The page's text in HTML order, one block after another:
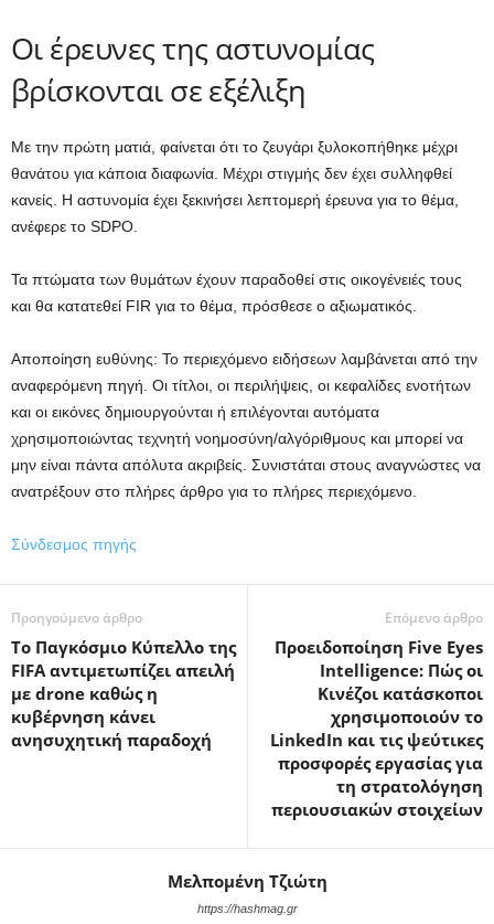
Οι έρευνες της αστυνομίας
βρίσκονται σε εξέλιξη
Με την πρώτη ματιά, φαίνεται ότι το ζευγάρι ξυλοκοπήθηκε μέχρι
θανάτου για κάποια διαφωνία. Μέχρι στιγμής δεν έχει συλληφθεί
κανείς. Η αστυνομία έχει ξεκινήσει λεπτομερή έρευνα για το θέμα,
ανέφερε το SDPO.
Τα πτώματα των θυμάτων έχουν παραδοθεί στις οικογένειές τους
και θα κατατεθεί FIR για το θέμα, πρόσθεσε ο αξιωματικός.
Αποποίηση ευθύνης: Το περιεχόμενο ειδήσεων λαμβάνεται από την
αναφερόμενη πηγή. Οι τίτλοι, οι περιλήψεις, οι κεφαλίδες ενοτήτων
και οι εικόνες δημιουργούνται ή επιλέγονται αυτόματα
χρησιμοποιώντας τεχνητή νοημοσύνη/αλγόριθμους και μπορεί να
μην είναι πάντα απόλυτα ακριβείς. Συνιστάται στους αναγνώστες να
ανατρέξουν στο πλήρες άρθρο για το πλήρες περιεχόμενο.
Σύνδεσμος πηγής
Προηγούμενο άρθρο
Το Παγκόσμιο Κύπελλο της
FIFA αντιμετωπίζει απειλή
με drone καθώς η
κυβέρνηση κάνει
ανησυχητική παραδοχή
Επόμενο άρθρο
Προειδοποίηση Five Eyes
Intelligence: Πώς οι
Κινέζοι κατάσκοποι
χρησιμοποιούν το
LinkedIn και τις ψεύτικες
προσφορές εργασίας για
τη στρατολόγηση
περιουσιακών στοιχείων
Μελπομένη Τζιώτη
https://hashmag.gr